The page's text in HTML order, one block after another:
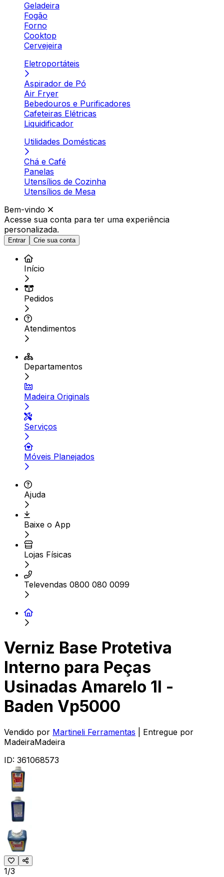
Geladeira
Fogão
Forno
Cooktop
Cervejeira
Eletroportáteis
Aspirador de Pó
Air Fryer
Bebedouros e Purificadores
Cafeteiras Elétricas
Liquidificador
Utilidades Domésticas
Chá e Café
Panelas
Utensílios de Cozinha
Utensílios de Mesa
Bem-vindo
Acesse sua conta para ter uma experiência
personalizada.
Entrar Crie sua conta
Início
Pedidos
Atendimentos
Departamentos
Madeira Originals
Serviços
Móveis Planejados
Ajuda
Baixe o App
Lojas Físicas
Televendas 0800 080 0099
Verniz Base Protetiva
Interno para Peças
Usinadas Amarelo 1l -
Baden Vp5000
Vendido por Martineli Ferramentas
| Entregue por
MadeiraMadeira
ID: 361068573
1/3